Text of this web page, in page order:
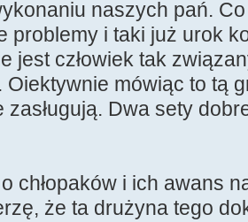
naszych pań.
problemy i taki już urok
jest człowiek tak
Oiektywnie mówiąc to tą
zasługują. Dwa sety
chłopaków i ich awans
że ta drużyna tego